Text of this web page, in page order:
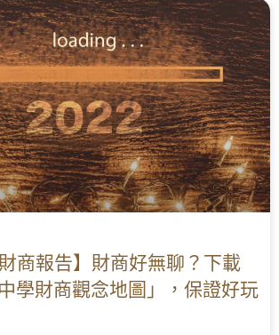
財商報告】財商好無聊？下載
中學財商觀念地圖」，保證好玩